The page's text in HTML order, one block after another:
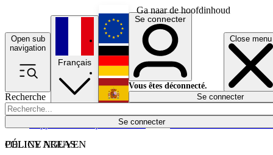
Ga naar de hoofdinhoud
Open sub
navigation
Close menu
Recherche
Se connecter
POLICY AREAS
Économie
Français
English
Deutsch
Español
Se connecter
Vous êtes déconnecté.
Se connecter
CÉLINE NGUYEN